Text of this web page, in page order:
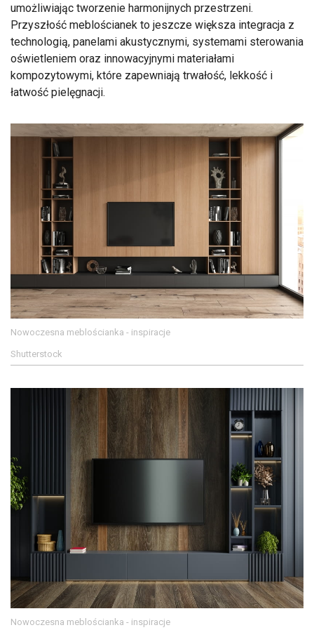
umożliwiając tworzenie harmonijnych przestrzeni.
Przyszłość meblościanek to jeszcze większa integracja z
technologią, panelami akustycznymi, systemami sterowania
oświetleniem oraz innowacyjnymi materiałami
kompozytowymi, które zapewniają trwałość, lekkość i
łatwość pielęgnacji.
Nowoczesna meblościanka - inspiracje
Shutterstock
Nowoczesna meblościanka - inspiracje